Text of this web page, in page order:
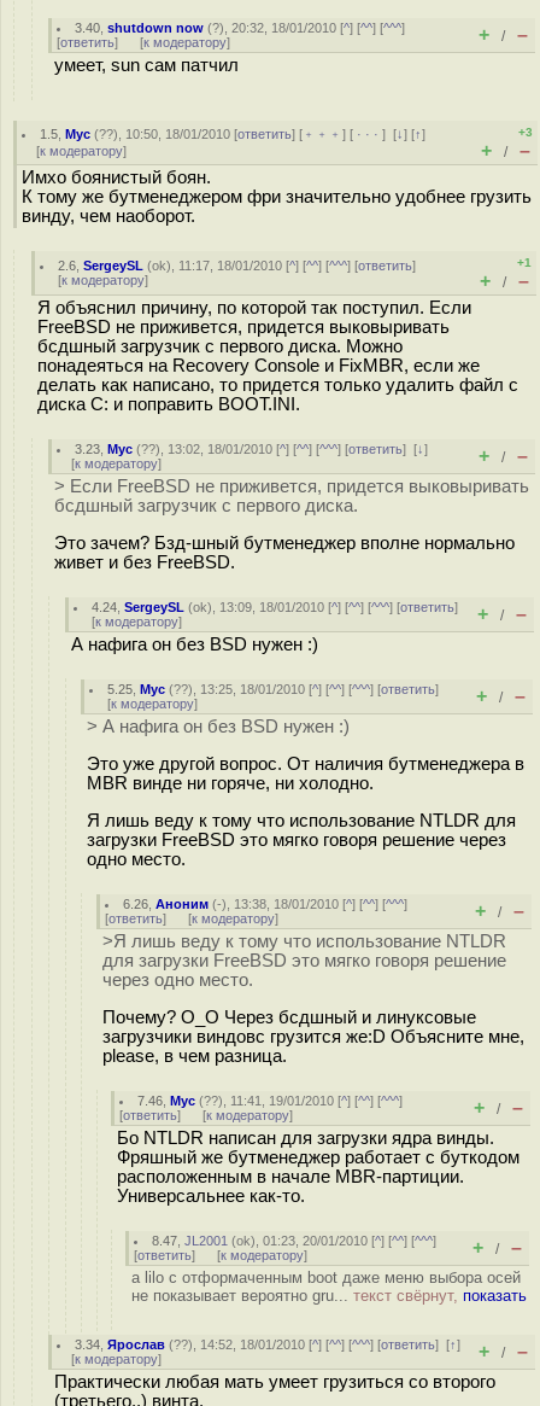
3.40 ,shutdown now (?), 20:32, 18/01/2010 [^] [^^] [^^^]
[ответить] [к модератору] + / –
умеет, sun сам патчил
1.5 ,Myc (??), 10:50, 18/01/2010 [ответить] [ ﹢﹢﹢] [ · · ·][↓] [↑]
[к модератору]
+3
+ / –
Имхо боянистый боян.
К тому же бутменеджером фри значительно удобнее грузить
винду, чем наоборот.
2.6 ,SergeySL (ok), 11:17, 18/01/2010 [^] [^^] [^^^] [ответить]
[к модератору]
+1
+ / –
Я объяснил причину, по которой так поступил. Если
FreeBSD не приживется, придется выковыривать
бсдшный загрузчик с первого диска. Можно
понадеяться на Recovery Console и FixMBR, если же
делать как написано, то придется только удалить файл с
диска C: и поправить BOOT.INI.
3.23 ,Myc (??), 13:02, 18/01/2010 [^] [^^] [^^^] [ответить][↓]
[к модератору] + / –
> Если FreeBSD не приживется, придется выковыривать
бсдшный загрузчик с первого диска.
Это зачем? Бзд-шный бутменеджер вполне нормально
живет и без FreeBSD.
4.24 ,SergeySL (ok), 13:09, 18/01/2010 [^] [^^] [^^^] [ответить]
[к модератору] + / –
А нафига он без BSD нужен :)
5.25 ,Myc (??), 13:25, 18/01/2010 [^] [^^] [^^^] [ответить]
[к модератору] + / –
> А нафига он без BSD нужен :)
Это уже другой вопрос. От наличия бутменеджера в
MBR винде ни горяче, ни холодно.
Я лишь веду к тому что использование NTLDR для
загрузки FreeBSD это мягко говоря решение через
одно место.
6.26 ,Аноним (-), 13:38, 18/01/2010 [^] [^^] [^^^]
[ответить] [к модератору] + / –
>Я лишь веду к тому что использование NTLDR
для загрузки FreeBSD это мягко говоря решение
через одно место.
Почему? O_O Через бсдшный и линуксовые
загрузчики виндовс грузится же:D Объясните мне,
please, в чем разница.
7.46 ,Myc (??), 11:41, 19/01/2010 [^] [^^] [^^^]
[ответить] [к модератору] + / –
Бо NTLDR написан для загрузки ядра винды.
Фряшный же бутменеджер работает с буткодом
расположенным в начале MBR-партиции.
Универсальнее как-то.
8.47 ,JL2001 (ok), 01:23, 20/01/2010 [^] [^^] [^^^]
[ответить] [к модератору] + / –
а lilo с отформаченным boot даже меню выбора осей
не показывает вероятно gru... текст свёрнут, показать
3.34 ,Ярослав (??), 14:52, 18/01/2010 [^] [^^] [^^^] [ответить][↑]
[к модератору] + / –
Практически любая мать умеет грузиться со второго
(третьего..) винта.